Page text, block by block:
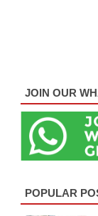
JOIN OUR
POPULAR